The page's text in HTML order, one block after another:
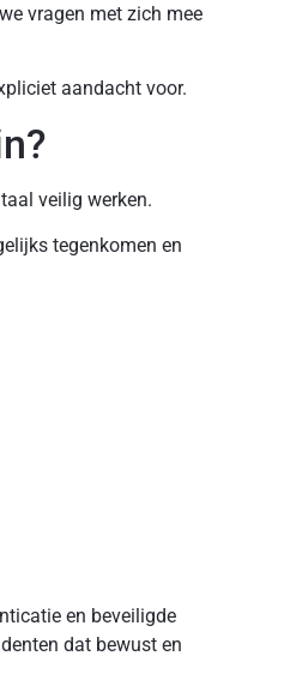
vragen met zich mee
aandacht voor.
veilig werken.
tegenkomen en
en beveiligde
dat bewust en